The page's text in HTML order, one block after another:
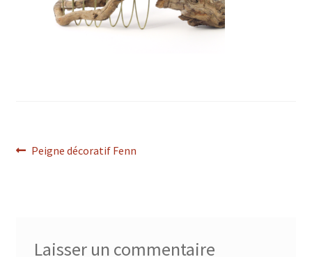
Navigation
Article
Peigne décoratif Fenn
Laisser un commentaire